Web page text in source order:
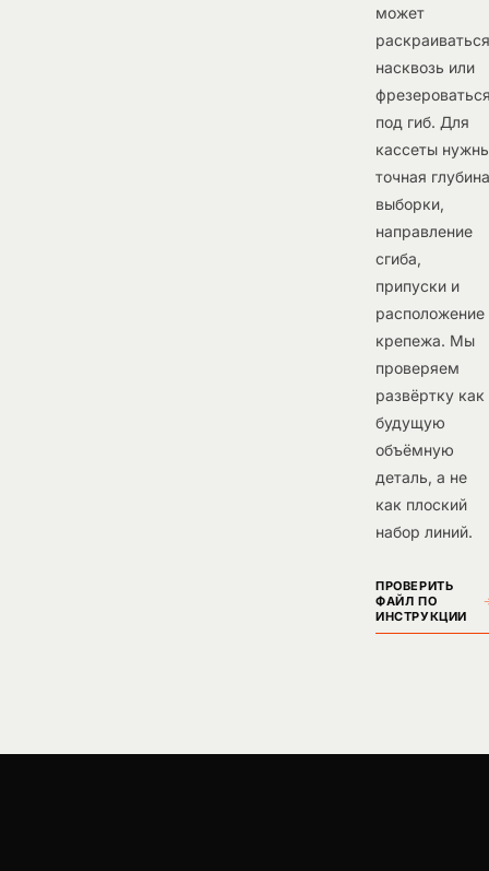
может
насквозь или
под гиб. Для
кассеты
точная
выборки,
направление
сгиба,
припуски и
расположение
крепежа. Мы
проверяем
развёртку как
будущую
объёмную
деталь, а не
как плоский
набор линий.
ПРОВЕРИТЬ
ФАЙЛ ПО
ИНСТРУКЦИИ